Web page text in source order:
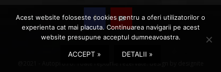
Acest website foloseste cookies pentru a oferi utilizatorilor o
experienta cat mai placuta. Continuarea navigarii pe acest
website presupune acceptul dumneavoastra.
ACCEPT » DETALII »